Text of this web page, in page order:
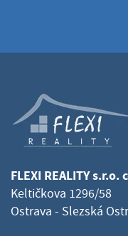
FLEXI REALITY s.r.o.
Keltičkova 1296/58
Ostrava - Slezská